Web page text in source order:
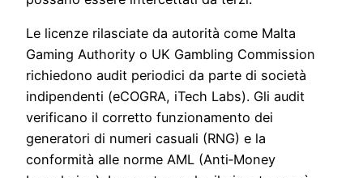
Le licenze rilasciate da autorità come Malta
Gaming Authority o UK Gambling Commission
richiedono audit periodici da parte di società
indipendenti (eCOGRA, iTech Labs). Gli audit
verificano il corretto funzionamento dei
generatori di numeri casuali (RNG) e la
conformità alle norme AML (Anti‑Money